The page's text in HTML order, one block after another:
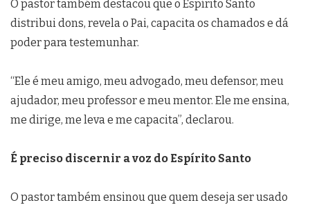
O pastor também destacou que o Espírito Santo
distribui dons, revela o Pai, capacita os chamados e dá
poder para testemunhar.
“Ele é meu amigo, meu advogado, meu defensor, meu
ajudador, meu professor e meu mentor. Ele me ensina,
me dirige, me leva e me capacita”, declarou.
É preciso discernir a voz do Espírito Santo
O pastor também ensinou que quem deseja ser usado